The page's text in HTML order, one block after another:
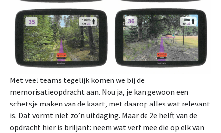
Met veel teams tegelijk komen we bij de
memorisatieopdracht aan. Nou ja, je kan gewoon een
schetsje maken van de kaart, met daarop alles wat relevant
is. Dat vormt niet zo’n uitdaging. Maar de 2e helft van de
opdracht hier is briljant: neem wat verf mee die op elk van